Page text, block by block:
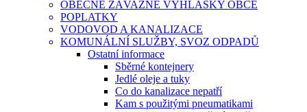
OBECNĚ ZÁVAZNÉ VYHLÁŠKY OBCE
POPLATKY
VODOVOD A KANALIZACE
KOMUNÁLNÍ SLUŽBY, SVOZ ODPADŮ
Ostatní informace
Sběrné kontejnery
Jedlé oleje a tuky
Co do kanalizace nepatří
Kam s použitými pneumatikami